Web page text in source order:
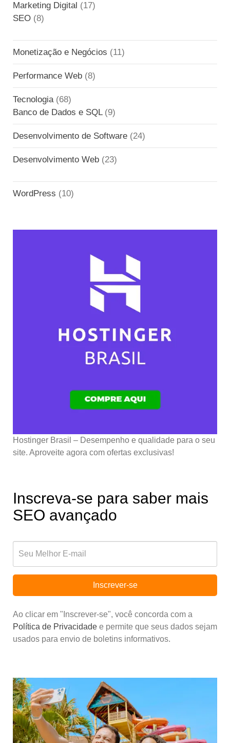
Marketing Digital (17)
SEO (8)
Monetização e Negócios (11)
Performance Web (8)
Tecnologia(68)
Banco de Dados e SQL(9)
Desenvolvimento de Software (24)
Desenvolvimento Web (23)
WordPress (10)
Hostinger Brasil – Desempenho e qualidade para o seu
site. Aproveite agora com ofertas exclusivas!
Inscreva-se para saber mais
SEO avançado
Inscrever-se
Ao clicar em "Inscrever-se", você concorda com a
Política de Privacidade e permite que seus dados sejam
usados para envio de boletins informativos.